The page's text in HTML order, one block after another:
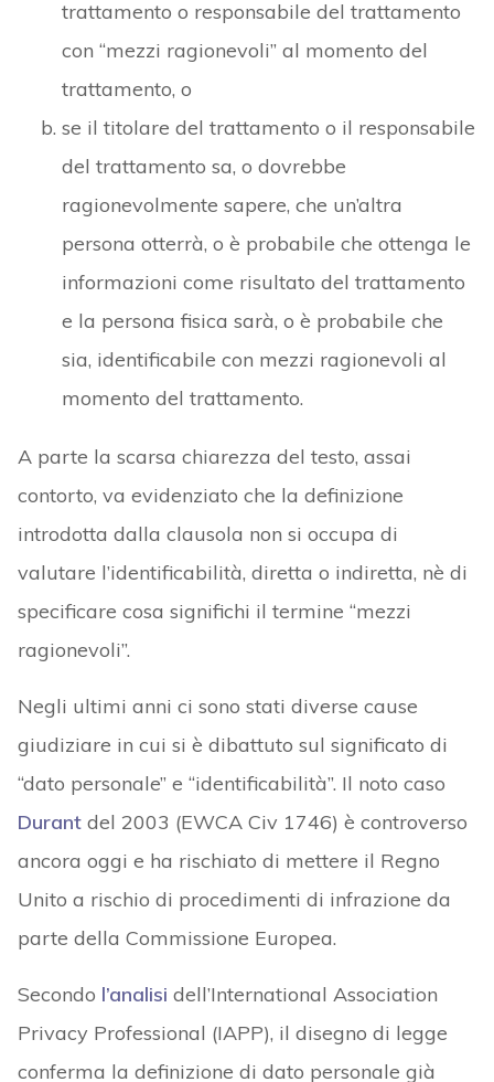
trattamento o responsabile del trattamento
con “mezzi ragionevoli” al momento del
trattamento, o
se il titolare del trattamento o il responsabile
del trattamento sa, o dovrebbe
ragionevolmente sapere, che un’altra
persona otterrà, o è probabile che ottenga le
informazioni come risultato del trattamento
e la persona fisica sarà, o è probabile che
sia, identificabile con mezzi ragionevoli al
momento del trattamento.
A parte la scarsa chiarezza del testo, assai
contorto, va evidenziato che la definizione
introdotta dalla clausola non si occupa di
valutare l’identificabilità, diretta o indiretta, nè di
specificare cosa significhi il termine “mezzi
ragionevoli”.
Negli ultimi anni ci sono stati diverse cause
giudiziare in cui si è dibattuto sul significato di
“dato personale” e “identificabilità”. Il noto caso
Durantdel 2003 (EWCA Civ 1746) è controverso
ancora oggi e ha rischiato di mettere il Regno
Unito a rischio di procedimenti di infrazione da
parte della Commissione Europea.
Secondo l’analisi dell’International Association
Privacy Professional (IAPP), il disegno di legge
conferma la definizione di dato personale già